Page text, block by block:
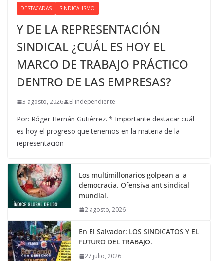
DESTACADAS SINDICALISMO
Y DE LA REPRESENTACIÓN
SINDICAL ¿CUÁL ES HOY EL
MARCO DE TRABAJO PRÁCTICO
DENTRO DE LAS EMPRESAS?
3 agosto, 2026 El Independiente
Por: Róger Hernán Gutiérrez. * Importante destacar cuál
es hoy el progreso que tenemos en la materia de la
representación
Los multimillonarios golpean a la
democracia. Ofensiva antisindical
mundial.
2 agosto, 2026
En El Salvador: LOS SINDICATOS Y EL
FUTURO DEL TRABAJO.
27 julio, 2026